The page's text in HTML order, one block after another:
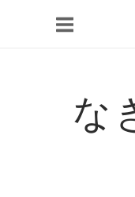
な